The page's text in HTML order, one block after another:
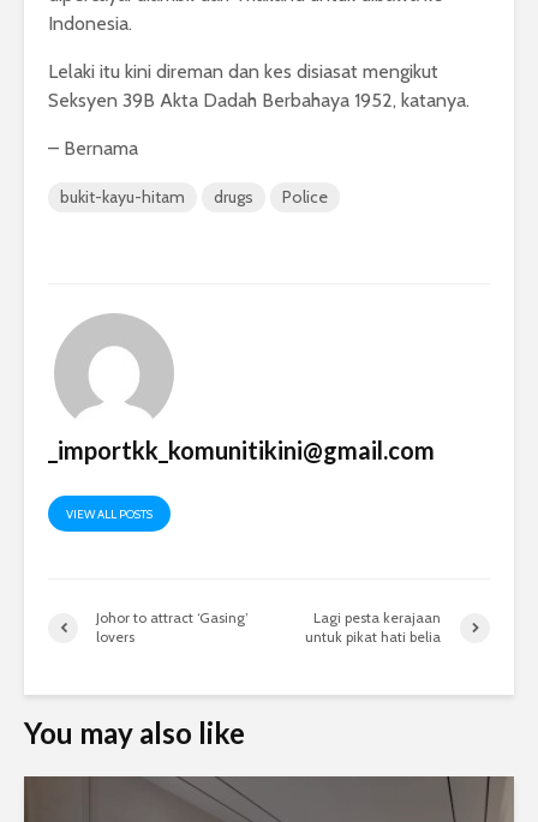
Indonesia.
Lelaki itu kini direman dan kes disiasat mengikut
Seksyen 39B Akta Dadah Berbahaya 1952, katanya.
– Bernama
bukit-kayu-hitam drugs Police
_importkk_komunitikini@gmail.com
VIEW ALL POSTS
Johor to attract ‘Gasing’
lovers
Lagi pesta kerajaan
untuk pikat hati belia
You may also like